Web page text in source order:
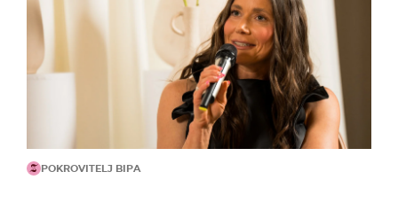
POKROVITELJ BIPA